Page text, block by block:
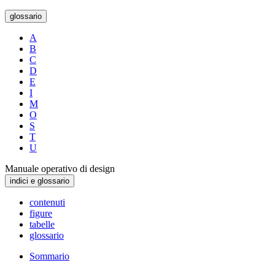
glossario
A
B
C
D
E
I
M
O
S
T
U
Manuale operativo di design
indici e glossario
contenuti
figure
tabelle
glossario
Sommario